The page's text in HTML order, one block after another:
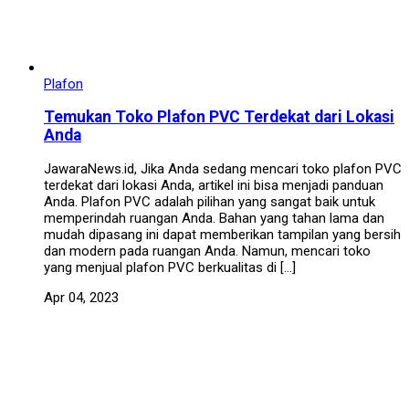
Plafon
Temukan Toko Plafon PVC Terdekat dari Lokasi
Anda
JawaraNews.id, Jika Anda sedang mencari toko plafon PVC
terdekat dari lokasi Anda, artikel ini bisa menjadi panduan
Anda. Plafon PVC adalah pilihan yang sangat baik untuk
memperindah ruangan Anda. Bahan yang tahan lama dan
mudah dipasang ini dapat memberikan tampilan yang bersih
dan modern pada ruangan Anda. Namun, mencari toko
yang menjual plafon PVC berkualitas di […]
Apr 04, 2023